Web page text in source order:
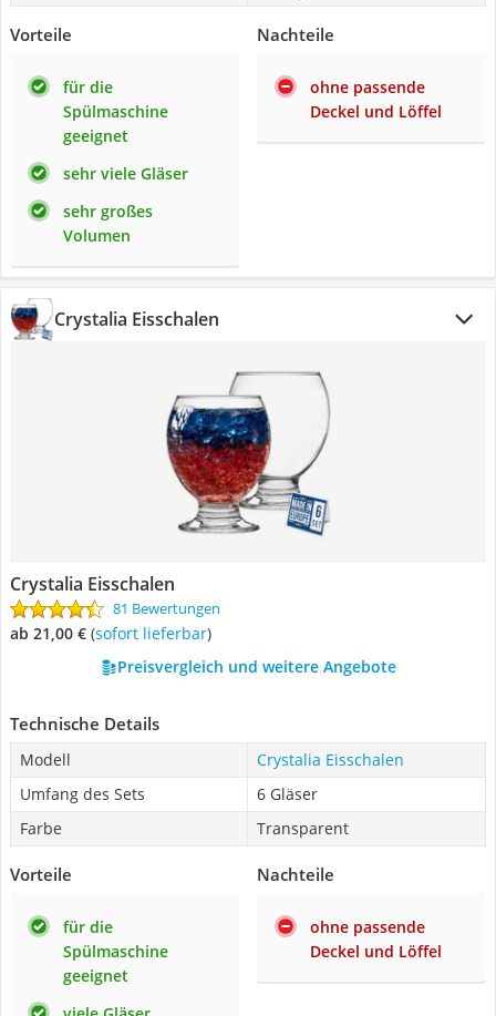
Vorteile
für die
Spülmaschine
geeignet
sehr viele Gläser
sehr großes
Volumen
Nachteile
ohne passende
Deckel und Löffel
Crystalia Eisschalen
Crystalia Eisschalen
81 Bewertungen
ab 21,00 € ( Sofort lieferbar)
Preisvergleich und weitere Angebote
Technische Details
Modell
Crystalia Eisschalen
Umfang des Sets
6 Gläser
Farbe
Transparent
Vorteile
für die
Spülmaschine
geeignet
Nachteile
ohne passende
Deckel und Löffel